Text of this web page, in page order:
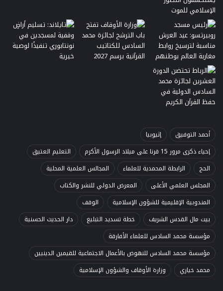
أحمد التوفيق
إثيوبيا
إحياء ذكرى مرور 15 قرنا على ميلاد الرسول الأكرم
التعليم العتيق
الحج
الرابطة المحمدية للعلماء
المجالس العلمية المحلية
المجلس العلمي الأعلى
المعرض الدولي للنشر والكتاب
المندوبية الإقليمية للشؤون الإسلامية
الوقف
بيت مال القدس الشريف
خطة تسديد التبليغ
دار الحديث الحسنية
مؤسسة محمد السادس للعلماء الأفارقة
مؤسسة محمد السادس للنهوض بالأعمال الاجتماعية للقيمين الدينيين
محمد خياري
وزارة الأوقاف والشؤون الإسلامية